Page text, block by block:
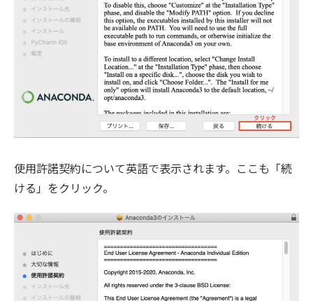
使用許諾契約について英語で表示されます。ここも「続
ける」をクリック。